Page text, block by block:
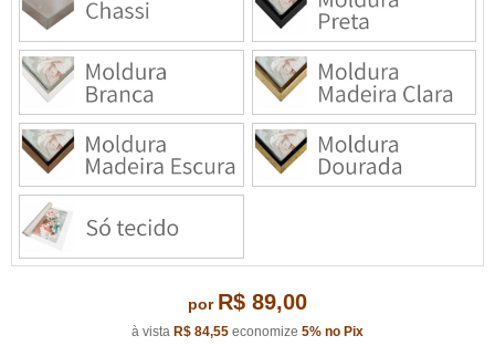
por R$ 89,00
à vista R$ 84,55 economize 5% no Pix